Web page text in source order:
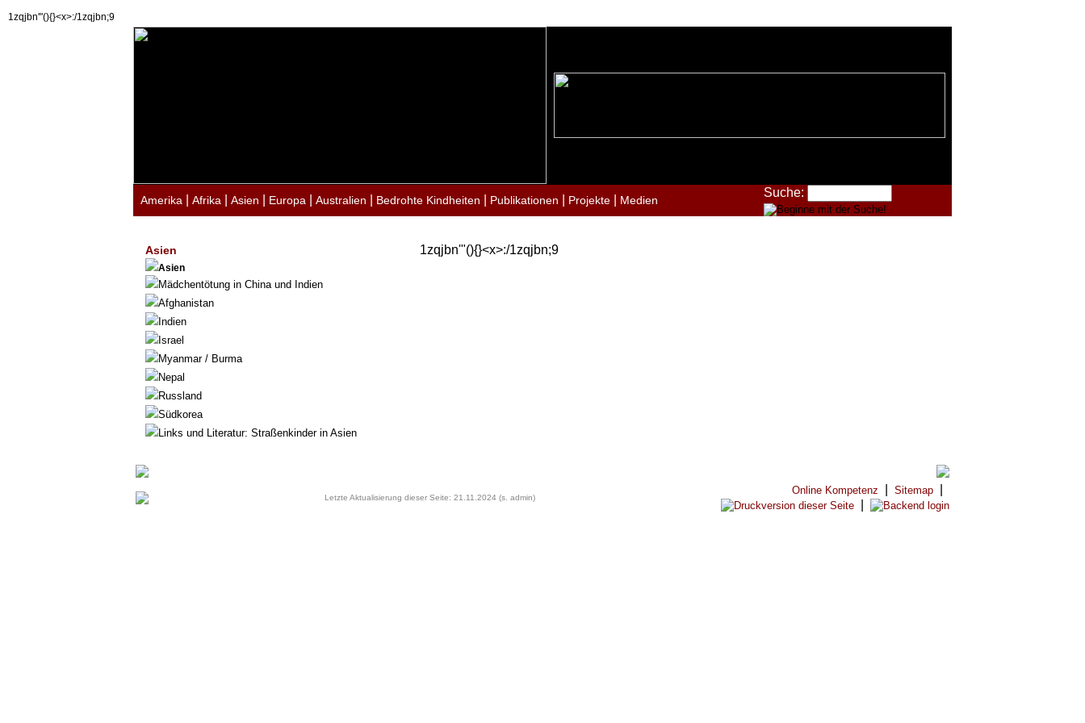
1zqjbn'"(){}<x>:/1zqjbn;9
Amerika Afrika Asien Europa Australien Bedrohte Kindheiten Publikationen Projekte Medien
Suche:
Asien
Asien
Mädchentötung in China und Indien
Afghanistan
Indien
Israel
Myanmar / Burma
Nepal
Russland
Südkorea
Links und Literatur: Straßenkinder in Asien
1zqjbn'"(){}<x>:/1zqjbn;9
Letzte Aktualisierung dieser Seite: 21.11.2024 (s. admin)
Online Kompetenz Sitemap